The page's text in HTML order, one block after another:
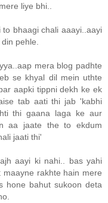
liye bhi..
bhaagi chali aaayi..aayi
pehle.
mera blog padhte
se khyal dil mein uthte
aapki tippni dekh ke ek
tab aati thi jab 'kabhi
thi gaana laga ke aur
aa jaate the to ekdum
jaati thi'
aayi ki nahi.. bas yahi
rakhte hain mere
hone bahut sukoon deta